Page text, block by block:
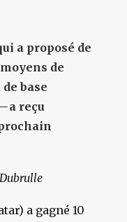
a proposé de
de
base
a reçu
a gagné 10